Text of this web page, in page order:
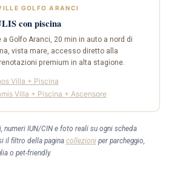
GOLFO ARANCI
con piscina
a Golfo Aranci, 20 min in auto a nord di
vista mare, accesso diretto alla
premium in alta stagione.
Villa + Piscina
Villa + Piscina + Ascensore
numeri IUN/CIN e foto reali su ogni scheda
il filtro della pagina collezioniper parcheggio,
o pet-friendly.